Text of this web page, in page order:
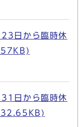
日から臨時休
日から臨時休